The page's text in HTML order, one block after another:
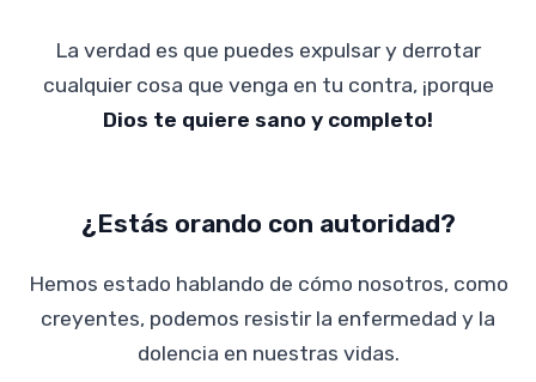
La verdad es que puedes expulsar y derrotar
cualquier cosa que venga en tu contra, ¡porque
Dios te quiere sano y completo!
¿Estás orando con autoridad?
Hemos estado hablando de cómo nosotros, como
creyentes, podemos resistir la enfermedad y la
dolencia en nuestras vidas.